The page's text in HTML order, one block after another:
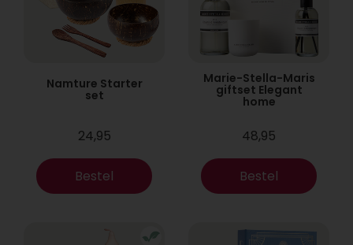
Namture Starter
set
24,95
Bestel
Marie-Stella-Maris
giftset Elegant
home
48,95
Bestel